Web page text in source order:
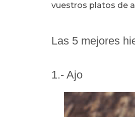
vuestros platos de
Las 5 mejores
1.- Ajo